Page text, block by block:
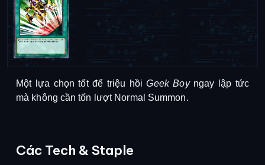
Một lựa chọn tốt để triệu hồiGeek Boyngay lập tức
mà không cần tốn lượt Normal Summon.
Các Tech & Staple